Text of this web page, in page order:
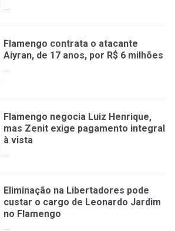
...
Flamengo contrata o atacante
Aiyran, de 17 anos, por R$ 6 milhões
...
Flamengo negocia Luiz Henrique,
mas Zenit exige pagamento integral
à vista
...
Eliminação na Libertadores pode
custar o cargo de Leonardo Jardim
no Flamengo